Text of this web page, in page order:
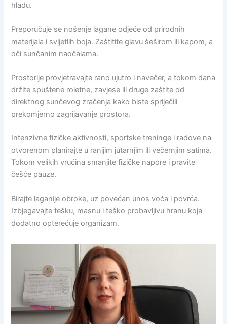
hladu.
Preporučuje se nošenje lagane odjeće od prirodnih
materijala i svijetlih boja. Zaštitite glavu šeširom ili kapom, a
oči sunčanim naočalama.
Prostorije provjetravajte rano ujutro i navečer, a tokom dana
držite spuštene roletne, zavjese ili druge zaštite od
direktnog sunčevog zračenja kako biste spriječili
prekomjerno zagrijavanje prostora.
Intenzivne fizičke aktivnosti, sportske treninge i radove na
otvorenom planirajte u ranijim jutarnjim ili večernjim satima.
Tokom velikih vrućina smanjite fizičke napore i pravite
češće pauze.
Birajte laganije obroke, uz povećan unos voća i povrća.
Izbjegavajte tešku, masnu i teško probavljivu hranu koja
dodatno opterećuje organizam.